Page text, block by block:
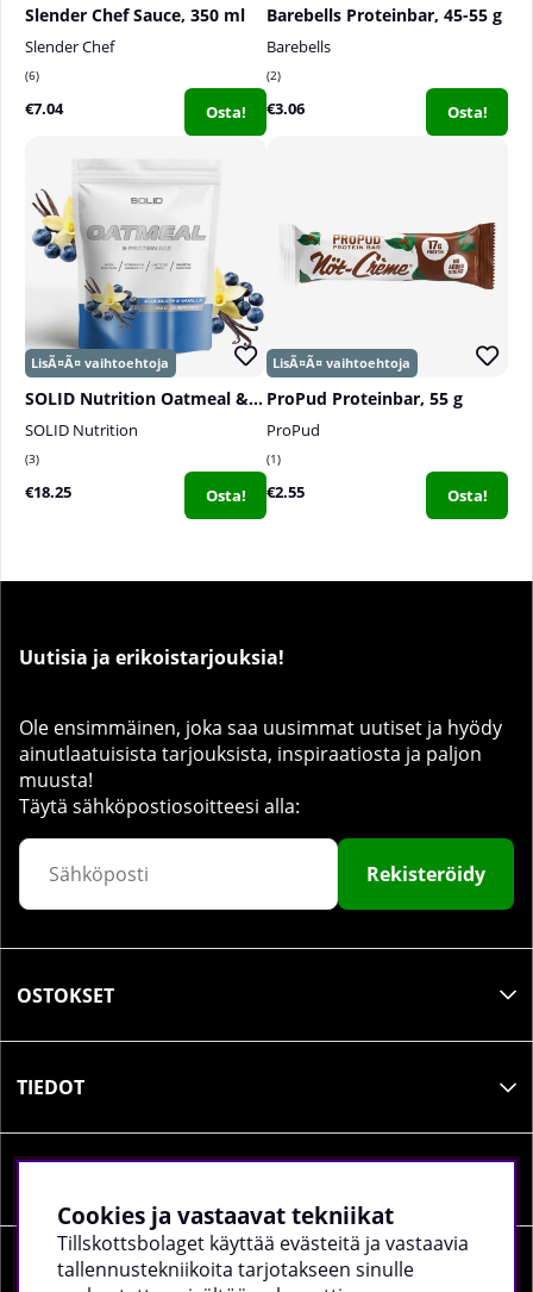
Slender Chef Sauce, 350 ml
Slender Chef
6
€7.04 Osta!
Barebells Proteinbar, 45-55 g
Barebells
2
€3.06 Osta!
SOLID Nutrition Oatmeal & Protein Mix, 750 g
SOLID Nutrition
3
€18.25 Osta!
ProPud Proteinbar, 55 g
ProPud
1
€2.55 Osta!
Uutisia ja erikoistarjouksia!
Ole ensimmäinen, joka saa uusimmat uutiset ja hyödy
ainutlaatuisista tarjouksista, inspiraatiosta ja paljon
muusta!
Täytä sähköpostiosoitteesi alla:
Rekisteröidy
OSTOKSET
TIEDOT
YRITYKSEN TIEDOT
Cookies ja vastaavat tekniikat
Tillskottsbolaget käyttää evästeitä ja vastaavia
tallennustekniikoita tarjotakseen sinulle